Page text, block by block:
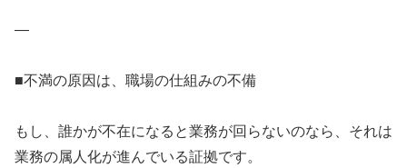
—
■不満の原因は、職場の仕組みの不備
もし、誰かが不在になると業務が回らないのなら、それは
業務の属人化が進んでいる証拠です。